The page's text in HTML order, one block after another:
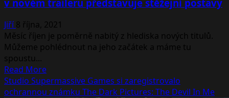
Anthology
názvem
The
Devil
Me
v novém traileru představuje stěžejní postavy
Jiří8 října, 2021
Měsíc říjen je poměrně nabitý z hlediska nových titulů.
Můžeme pohlédnout na jeho začátek a máme tu
spoustu...
Read MoreRead
more
about
Studio Supermassive Games si zaregistrovalo
ochrannou známku The Dark Pictures: The Devil In Me